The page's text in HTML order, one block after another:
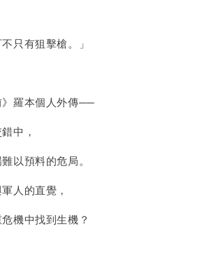
有狙擊槍。」
羅本個人外傳──
中，
預料的危局。
人的直覺，
機中找到生機？